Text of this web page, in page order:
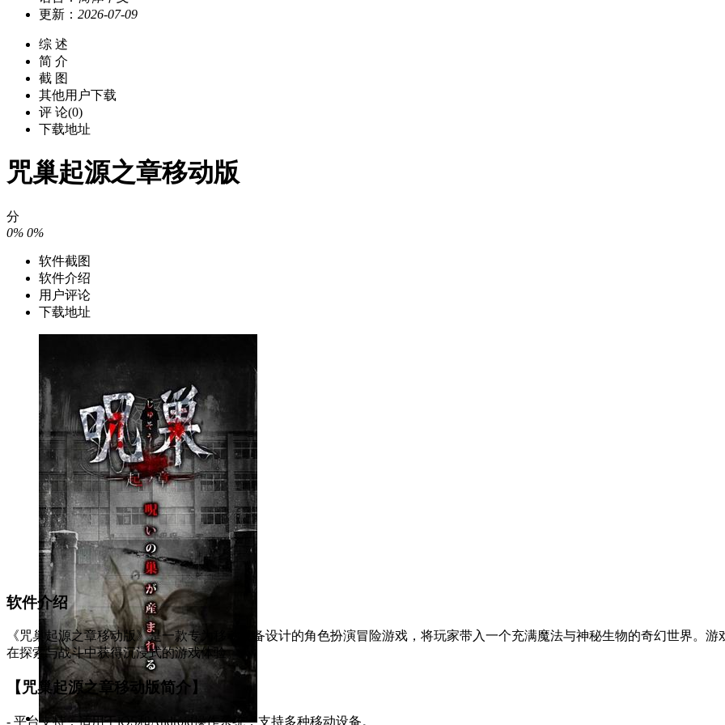
更新： 2026-07-09
综 述
简 介
截 图
其他用户下载
评 论(0)
下载地址
咒巢起源之章移动版
分
0% 0%
软件截图
软件介绍
用户评论
下载地址
软件介绍
《咒巢起源之章移动版》是一款专为移动设备设计的角色扮演冒险游戏，将玩家带入一个充满魔法与神秘生物的奇幻世界。
在探索与战斗中获得沉浸式的游戏体验。
【咒巢起源之章移动版简介】
- 平台支持：适用于iOS和Android操作系统，支持多种移动设备。